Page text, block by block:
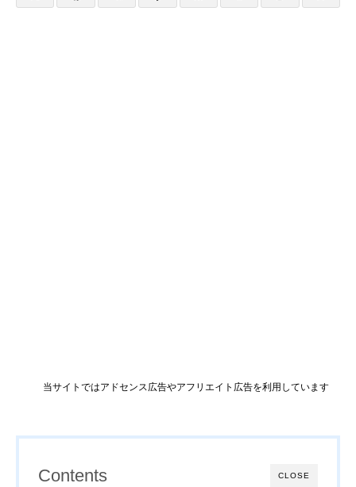
当サイトではアドセンス広告やアフリエイト広告を利用しています
CLOSE
Contents